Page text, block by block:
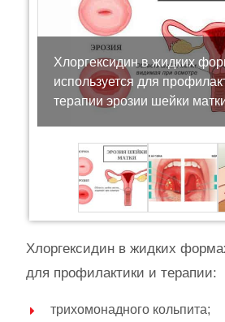
Хлоргексидин в жидких
используется для
терапии эрозии шейки
Хлоргексидин в жидких
для профилактики и терапии:
трихомонадного кольпита;